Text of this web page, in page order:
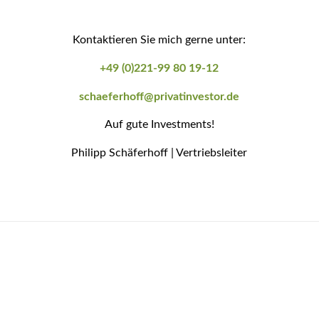
Kontaktieren Sie mich gerne unter:
+49 (0)221-99 80 19-12
schaeferhoff@privatinvestor.de
Auf gute Investments!
Philipp Schäferhoff | Vertriebsleiter